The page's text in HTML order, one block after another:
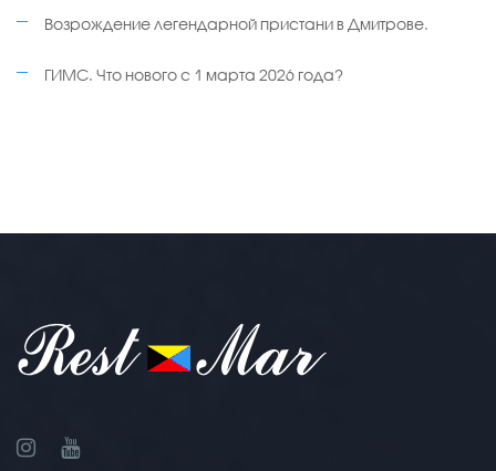
Возрождение легендарной пристани в Дмитрове.
ГИМС. Что нового с 1 марта 2026 года?